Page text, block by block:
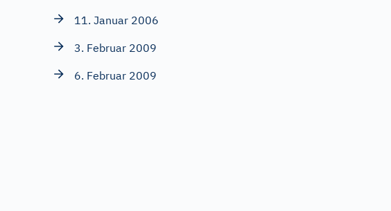
11. Januar 2006
3. Februar 2009
6. Februar 2009